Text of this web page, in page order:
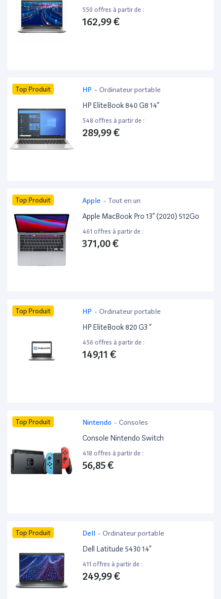
550 offres à partir de :
162,99 €
Top Produit HP - Ordinateur portable
HP EliteBook 840 G8 14”
548 offres à partir de :
289,99 €
Top Produit Apple - Tout en un
Apple MacBook Pro 13” (2020) 512Go
461 offres à partir de :
371,00 €
Top Produit HP - Ordinateur portable
HP EliteBook 820 G3 ”
456 offres à partir de :
149,11 €
Top Produit Nintendo - Consoles
Console Nintendo Switch
418 offres à partir de :
56,85 €
Top Produit Dell - Ordinateur portable
Dell Latitude 5430 14”
411 offres à partir de :
249,99 €